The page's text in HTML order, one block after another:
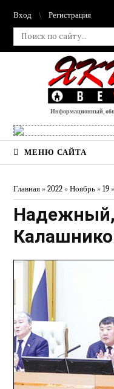
Вход Регистрация
Информационный,
МЕНЮ САЙТА
Главная »2022 » Ноябрь » 19
Надежный,